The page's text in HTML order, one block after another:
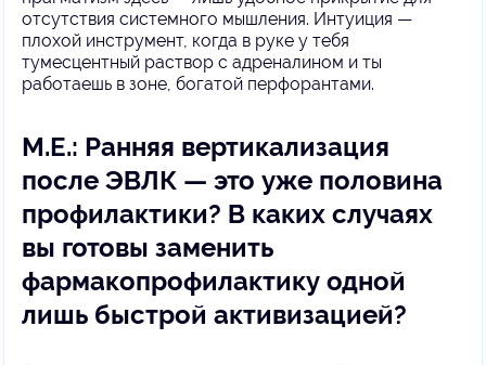
отсутствия системного мышления. Интуиция —
плохой инструмент, когда в руке у тебя
тумесцентный раствор с адреналином и ты
работаешь в зоне, богатой перфорантами.
М.Е.: Ранняя вертикализация
после ЭВЛК — это уже половина
профилактики? В каких случаях
вы готовы заменить
фармакопрофилактику одной
лишь быстрой активизацией?